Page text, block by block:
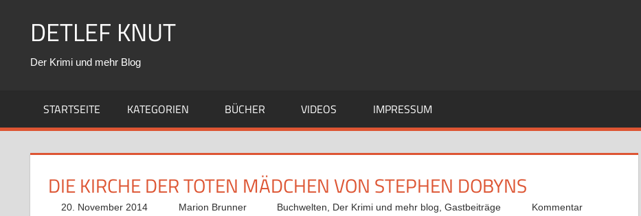
DETLEF KNUT
Der Krimi und mehr Blog
STARTSEITE KATEGORIEN BÜCHER VIDEOS IMPRESSUM
DIE KIRCHE DER TOTEN MÄDCHEN VON STEPHEN DOBYNS
20. November 2014 Marion Brunner Buchwelten Der Krimi und mehr blog ,Gastbeiträge
Kommentar